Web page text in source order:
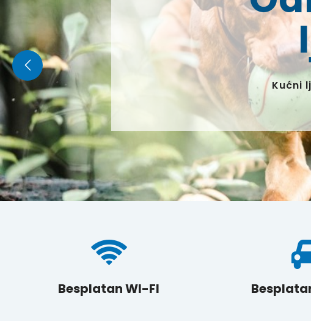
Posjetite kamp
Besplatan WI-FI